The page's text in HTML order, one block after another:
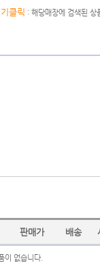
클릭 : 해당매장에 검색된 상
판매가 배송
이 없습니다.